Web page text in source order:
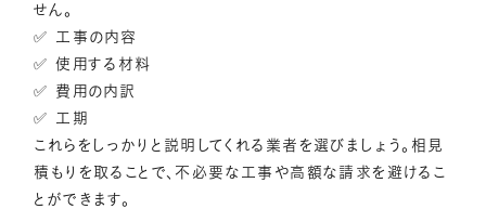
せん。
✅ 工事の内容
✅ 使用する材料
✅ 費用の内訳
✅ 工期
これらをしっかりと説明してくれる業者を選びましょう。相見
積もりを取ることで、不必要な工事や高額な請求を避けるこ
とができます。